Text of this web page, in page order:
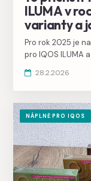
ILUMA v
varianty a
Pro rok 2025 je
pro IQOS ILUMA
28.2.2026
NÁPLNĚ PRO IQOS